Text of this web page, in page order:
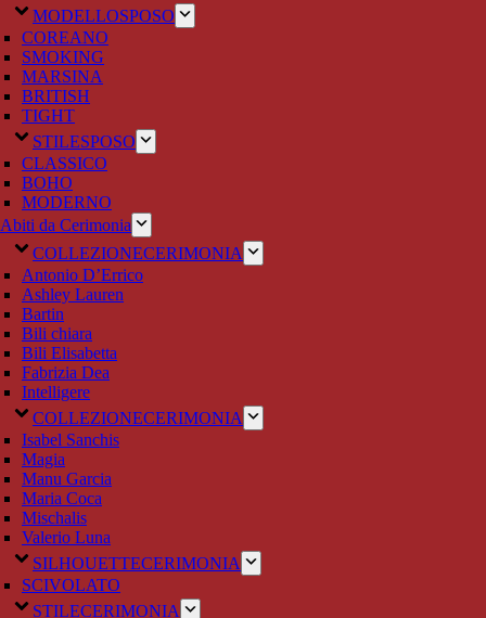
MODELLOSPOSO
COREANO
SMOKING
MARSINA
BRITISH
TIGHT
STILESPOSO
CLASSICO
BOHO
MODERNO
Abiti da Cerimonia
COLLEZIONECERIMONIA
Antonio D’Errico
Ashley Lauren
Bartin
Bili chiara
Bili Elisabetta
Fabrizia Dea
Intelligere
COLLEZIONECERIMONIA
Isabel Sanchis
Magia
Manu Garcia
Maria Coca
Mischalis
Valerio Luna
SILHOUETTECERIMONIA
SCIVOLATO
STILECERIMONIA